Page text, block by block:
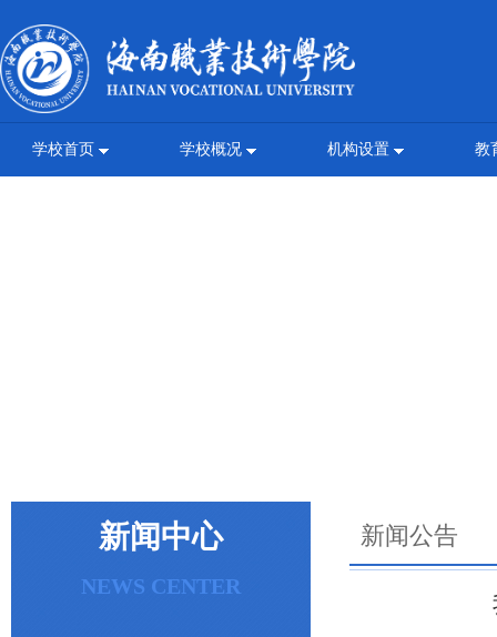
学校首页 学校概况 机构设置 教
新闻中心
NEWS CENTER
新闻公告